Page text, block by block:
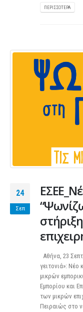
ΠΕΡΙΣΣΌΤΕΡΑ
24
Σεπ
Αθήνα, 23
γειτονιά»: Νέο
μικρών
Εμπορίου και
των μικρών
Πειραιώς στο